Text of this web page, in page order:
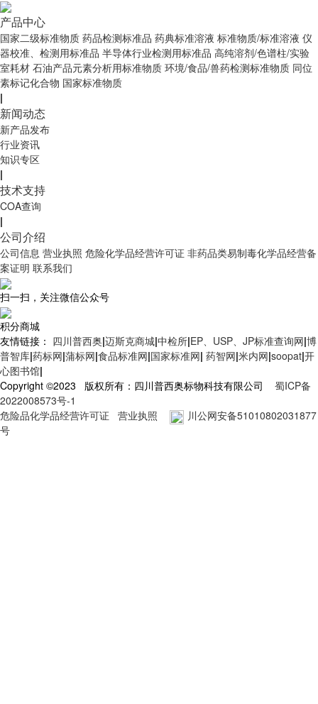
产品中心
国家二级标准物质 药品检测标准品 药典标准溶液 标准物质/标准溶液 仪
器校准、检测用标准品 半导体行业检测用标准品 高纯溶剂/色谱柱/实验
室耗材 石油产品元素分析用标准物质 环境/食品/兽药检测标准物质 同位
素标记化合物 国家标准物质
|
新闻动态
新产品发布
行业资讯
知识专区
|
技术支持
COA查询
|
公司介绍
公司信息 营业执照 危险化学品经营许可证 非药品类易制毒化学品经营备
案证明 联系我们
扫一扫，关注微信公众号
积分商城
友情链接： 四川普西奥|迈斯克商城|中检所|EP、USP、JP标准查询网|博
普智库|药标网|蒲标网|食品标准网|国家标准网| 药智网|米内网|soopat|开
心图书馆|
Copyright ©2023 版权所有：四川普西奥标物科技有限公司 蜀ICP备
2022008573号-1
危险品化学品经营许可证
营业执照
川公网安备51010802031877
号